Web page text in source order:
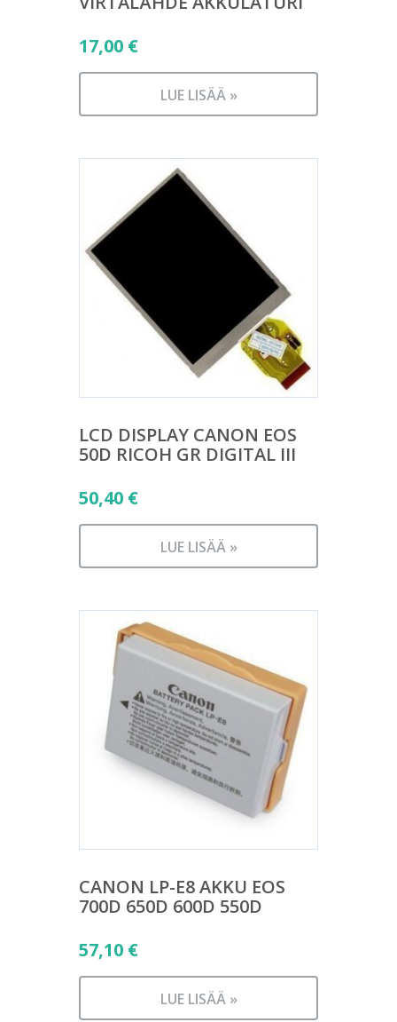
17,00 €
LUE LISÄÄ »
LCD DISPLAY CANON EOS
50D RICOH GR DIGITAL III
50,40 €
LUE LISÄÄ »
CANON LP-E8 AKKU EOS
700D 650D 600D 550D
57,10 €
LUE LISÄÄ »